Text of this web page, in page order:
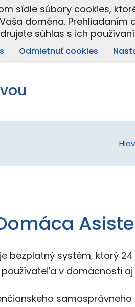
sídle súbory cookies,
doména.
súhlas s ich
Odmietnuť cookies
bezplatný systém, ktorý
v domácnosti aj
samosprávneho